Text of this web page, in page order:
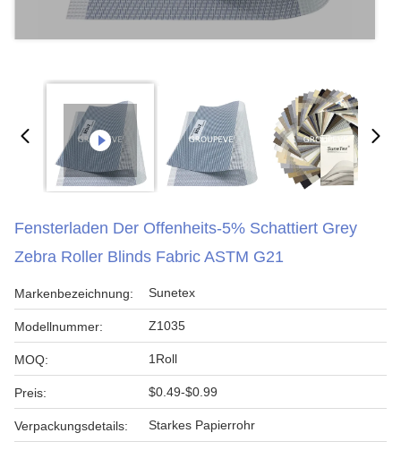
Fensterladen Der Offenheits-5% Schattiert Grey
Zebra Roller Blinds Fabric ASTM G21
Markenbezeichnung: Sunetex
Modellnummer: Z1035
MOQ: 1Roll
Preis: $0.49-$0.99
Verpackungsdetails: Starkes Papierrohr